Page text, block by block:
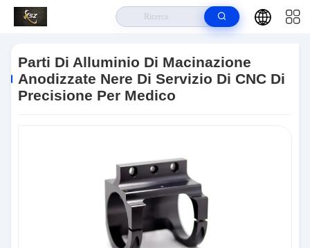
Macinazione Anodizzate Nere Di Servizio Di CNC Di Precisione Per Medico
Parti Di Alluminio Di Macinazione
Anodizzate Nere Di Servizio Di CNC Di
Precisione Per Medico